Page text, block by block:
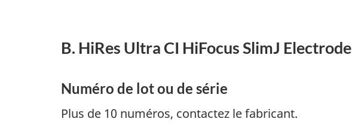
B. HiRes Ultra CI HiFocus SlimJ Electrode
Numéro de lot ou de série
Plus de 10 numéros, contactez le fabricant.